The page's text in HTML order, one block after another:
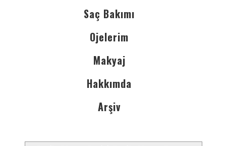
Saç Bakımı
Ojelerim
Makyaj
Hakkımda
Arşiv